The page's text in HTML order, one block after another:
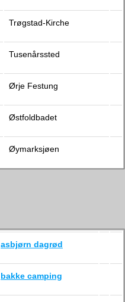
Trøgstad-Kirche
Tusenårssted
Ørje Festung
Østfoldbadet
Øymarksjøen
asbjørn dagrød
bakke camping